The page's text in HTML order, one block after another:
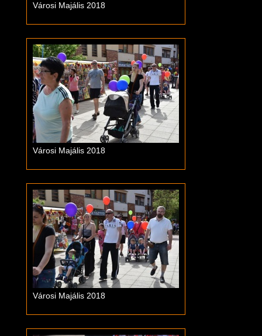
Városi Majális 2018
Városi Majális 2018
Városi Majális 2018